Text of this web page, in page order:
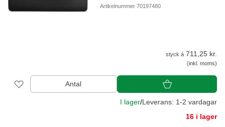
Artikelnummer 70197480
styck á 711,25 kr.
(inkl. moms)
Antal
I lager/Leverans: 1-2 vardagar
16 i lager